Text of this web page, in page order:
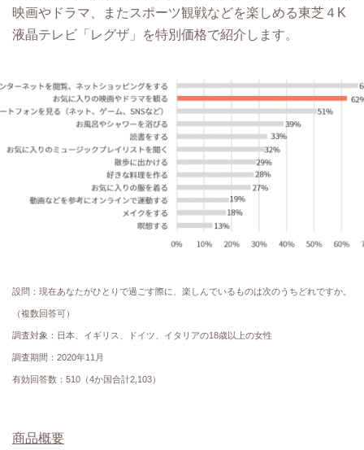
映画やドラマ、またスポーツ観戦などを楽しめる東芝４K
液晶テレビ「レグザ」を特別価格で紹介します。
設問：現在あなたがひとりで過ごす際に、楽しんでいるものは次のうちどれですか。
（複数回答可）
調査対象：日本、イギリス、ドイツ、イタリアの18歳以上の女性
調査期間：2020年11月
有効回答数：510（4か国合計2,103）
商品概要